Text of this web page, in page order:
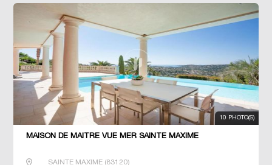
10 PHOTO(S)
MAISON DE MAÎTRE VUE MER SAINTE MAXIME
SAINTE MAXIME(83120)